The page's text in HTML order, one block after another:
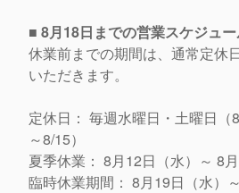
■ 8月18日までの営業スケジュ
休業前までの期間は、通常定休
いただきます。
定休日： 毎週水曜日・土曜日（
～8/15）
夏季休業： 8月12日（水）～ 8月
臨時休業期間： 8月19日（水）